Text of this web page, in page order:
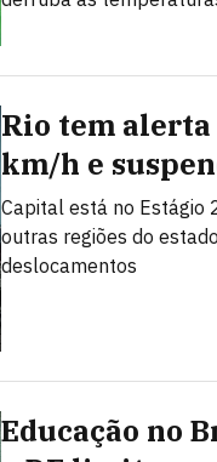
Rio tem alerta
km/h e
Capital está no Estágio
outras regiões do
deslocamentos
Educação no